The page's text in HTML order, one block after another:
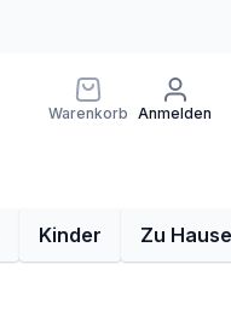
Warenkorb Anmelden
Kinder Zu Hause